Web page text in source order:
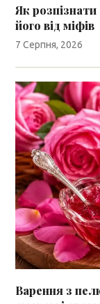
Як
його від міфів
7 Серпня, 2026
Варення з